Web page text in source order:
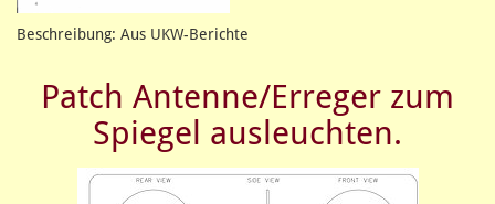
Beschreibung: Aus UKW-Berichte
Patch Antenne/Erreger zum
Spiegel ausleuchten.